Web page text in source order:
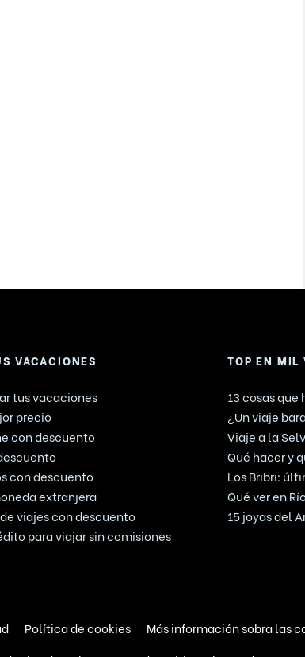
VACACIONES
tus vacaciones
precio
con descuento
con descuento
extranjera
viajes con descuento
para viajar sin comisiones
TOP EN MIL
13 cosas que
¿Un viaje
Viaje a la
Qué hacer y
Los Bribri:
Qué ver en
15 joyas del
Política de cookies
Más información sobra las